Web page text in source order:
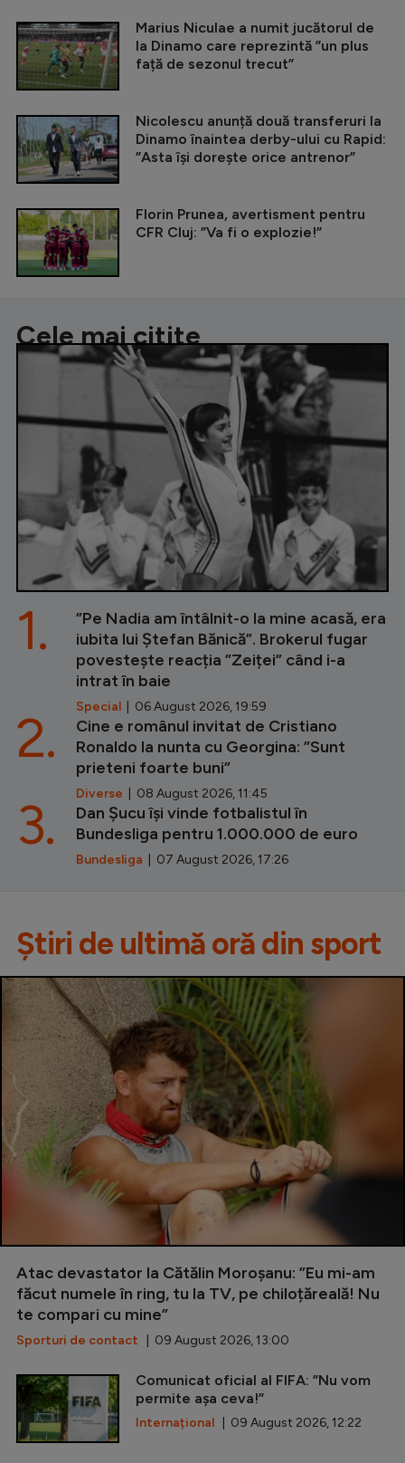
Marius Niculae a numit jucătorul de
la Dinamo care reprezintă ”un plus
față de sezonul trecut”
Nicolescu anunță două transferuri la
Dinamo înaintea derby-ului cu Rapid:
”Asta își dorește orice antrenor”
Florin Prunea, avertisment pentru
CFR Cluj: ”Va fi o explozie!”
Cele mai citite
”Pe Nadia am întâlnit-o la mine acasă, era
iubita lui Ștefan Bănică”. Brokerul fugar
povestește reacția ”Zeiței” când i-a
intrat în baie
Special | 06 August 2026, 19:59
1.
Cine e românul invitat de Cristiano
Ronaldo la nunta cu Georgina: ”Sunt
prieteni foarte buni”
Diverse | 08 August 2026, 11:45
2.
Dan Șucu își vinde fotbalistul în
Bundesliga pentru 1.000.000 de euro
Bundesliga | 07 August 2026, 17:26
3.
Știri de ultimă oră din sport
Atac devastator la Cătălin Moroșanu: ”Eu mi-am
făcut numele în ring, tu la TV, pe chiloțăreală! Nu
te compari cu mine”
Sporturi de contact | 09 August 2026, 13:00
Comunicat oficial al FIFA: ”Nu vom
permite așa ceva!”
Internațional | 09 August 2026, 12:22